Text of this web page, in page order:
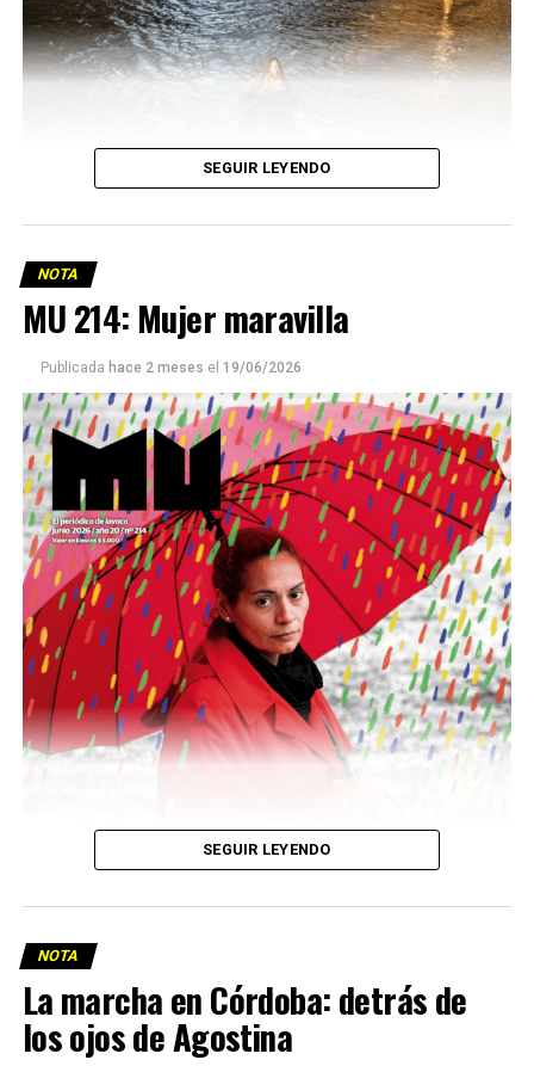
Este número 215 de MU ☝️viene con doble tapa, que
podría ser una frase:
Sin chamuyo, a remarla.
Descargar la Mu en PDF
Viaje a la vida en el Delta: Y la nave
SEGUIR LEYENDO
NOTA
MU 214: Mujer maravilla
Publicada hace 2 meses el 19/06/2026
SEGUIR LEYENDO
NOTA
La marcha en Córdoba: detrás de
los ojos de Agostina